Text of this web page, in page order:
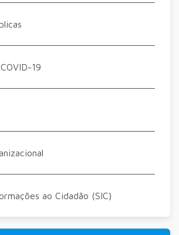
19
ao Cidadão (SIC)